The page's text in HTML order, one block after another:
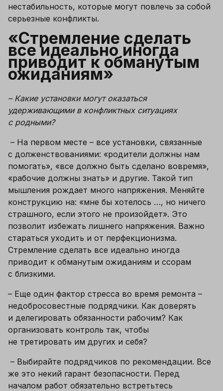
нестабильность, которые могут повлечь за собой
серьезные конфликты.
«Стремление сделать
все идеально иногда
приводит к обманутым
ожиданиям»
– Какие установки могут оказаться
удерживающими в конфликтных ситуациях
с родными?
– На первом месте – все установки, связанные
с долженствованиями: «родители должны нам
помогать», «все должно быть сделано вовремя»,
«рабочие должны знать» и другие. Такой тип
мышления рождает много напряжения. Меняйте
конструкцию на: «мне бы хотелось …, но ничего
страшного, если этого не произойдет». Это
позволит избежать лишнего напряжения. Важно
стараться уходить и от перфекционизма.
Стремление сделать все идеально иногда
приводит к обманутым ожиданиям и ссорам
с близкими.
– Еще один фактор стресса во время ремонта –
недобросовестные подрядчики. Как доверять
и делегировать обязанности рабочим? Как
организовать контроль так, чтобы
не третировать им других и себя?
– Выбирайте подрядчиков по рекомендации. Все
же это некий гарант безопасности. Перед
началом работ обязательно встретьтесь